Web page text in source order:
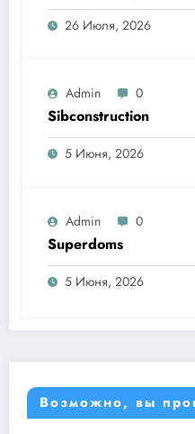
26 Июля, 2026
Admin 0
Sibconstruction
5 Июня, 2026
Admin 0
Superdoms
5 Июня, 2026
Возможно, вы